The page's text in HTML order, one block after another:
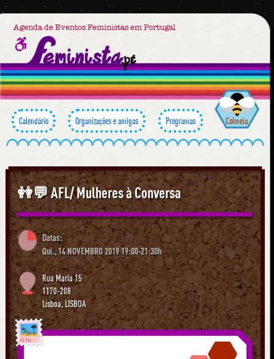
Agenda de Eventos Feministas em Portugal
Calendário Organizações e amigas Programas Colmeia
👭💬 AFL/ Mulheres à Conversa
Datas:
Qui., 14 NOVEMBRO 2019 19:00-21:30h
Rua Maria 15
1170-208
Lisboa,LISBOA
Já foi